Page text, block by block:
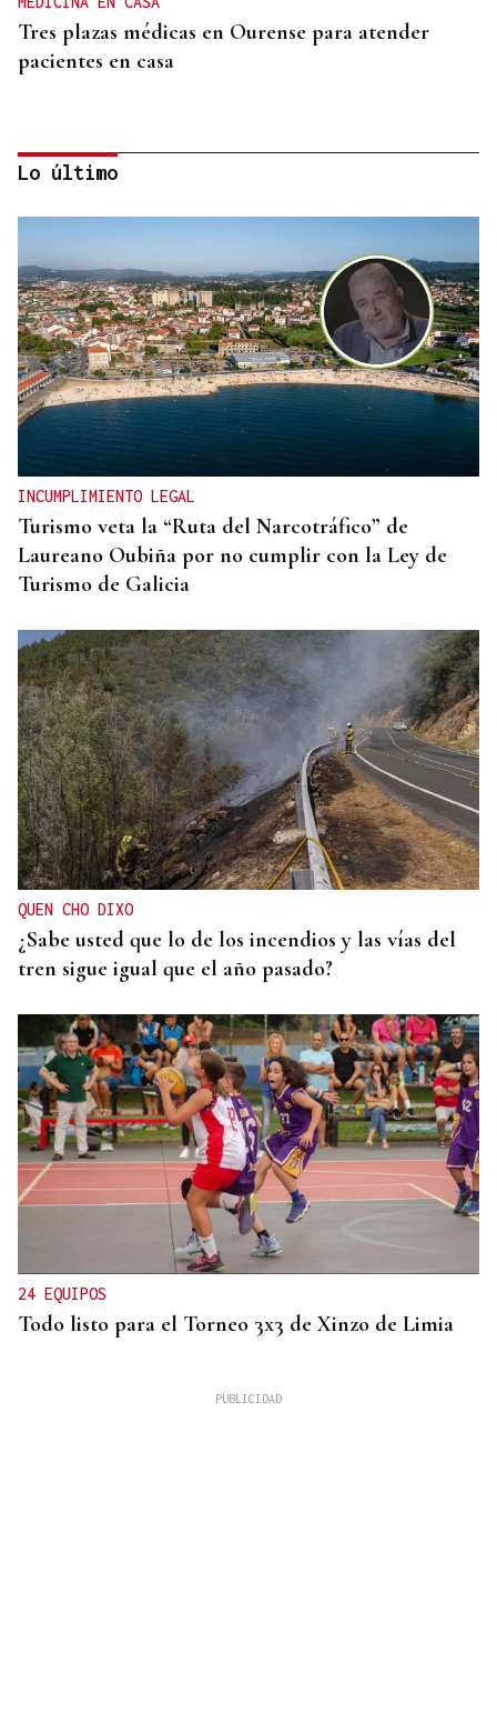
Tres plazas médicas en Ourense para atender
pacientes en casa
AUTO JUDICIAL
La Justicia frena un proyecto eólico en la provincia
de Ourense por riesgos medioambientales
Lo último
INCUMPLIMIENTO LEGAL
Turismo veta la “Ruta del Narcotráfico” de
Laureano Oubiña por no cumplir con la Ley de
Turismo de Galicia
QUEN CHO DIXO
¿Sabe usted que lo de los incendios y las vías del
tren sigue igual que el año pasado?
24 EQUIPOS
Todo listo para el Torneo 3x3 de Xinzo de Limia